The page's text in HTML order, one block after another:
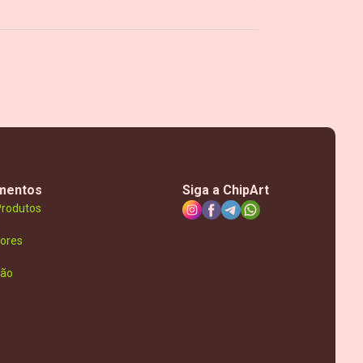
Siga a ChipArt